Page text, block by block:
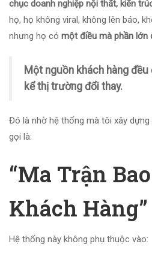
chục doanh nghiệp nội thất, kiến
họ, họ không viral, không lên báo,
nhưng họ có một điều mà phần lớn
Một nguồn khách hàng
kể thị trường đổi thay.
Đó là nhờ hệ thống mà tôi xây
gọi là:
“Ma Trận
Khách Hàng”
Hệ thống này không phụ thuộc vào: